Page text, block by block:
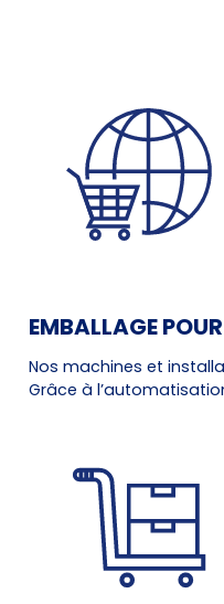
EMBALLAGE
Nos machines et
Grâce à